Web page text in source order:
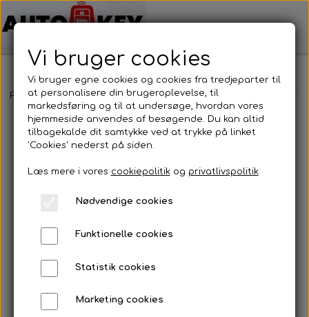
Forside Bilnøgler Nissan Fjernbetjening
Vi bruger cookies
Vi bruger egne cookies og cookies fra tredjeparter til
at personalisere din brugeroplevelse, til
markedsføring og til at undersøge, hvordan vores
hjemmeside anvendes af besøgende. Du kan altid
tilbagekalde dit samtykke ved at trykke på linket
'Cookies' nederst på siden.
Læs mere i vores cookiepolitikog privatlivspolitik
Nødvendige cookies
Funktionelle cookies
Statistik cookies
Marketing cookies